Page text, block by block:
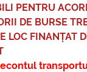
PENTRU
DE BURSE
LOC FINANȚAT